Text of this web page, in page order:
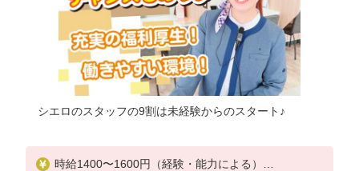
シエロのスタッフの9割は未経験からのスタート♪
時給1400〜1600円（経験・能力による）